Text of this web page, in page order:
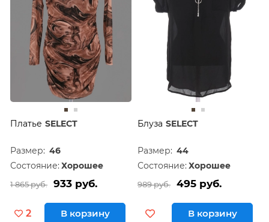
Платье SELECT
Размер: 46
Состояние: Хорошее
1 865 руб. 933 руб.
2 В корзину
Блуза SELECT
Размер: 44
Состояние: Хорошее
989 руб. 495 руб.
В корзину